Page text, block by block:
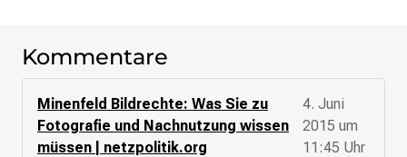
Strategische Ausrichtung 2030
Ansprechpartner*innen
Transparenz
Presse
Kommentare
Minenfeld Bildrechte: Was Sie zu
Fotografie und Nachnutzung wissen
müssen | netzpolitik.org
4. Juni
2015 um
11:45 Uhr